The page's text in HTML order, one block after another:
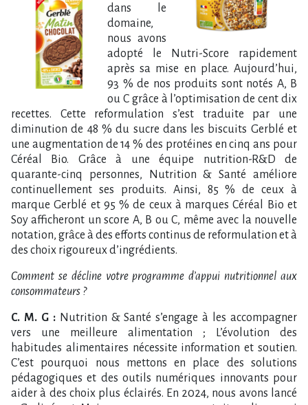
dans le
domaine,
nous avons
adopté le Nutri-Score rapidement
après sa mise en place. Aujourd’hui,
93 % de nos produits sont notés A, B
ou C grâce à l’optimisation de cent dix
recettes. Cette reformulation s’est traduite par une
diminution de 48 % du sucre dans les biscuits Gerblé et
une augmentation de 14 % des protéines en cinq ans pour
Céréal Bio. Grâce à une équipe nutrition-R&D de
quarante-cinq personnes, Nutrition & Santé améliore
continuellement ses produits. Ainsi, 85 % de ceux à
marque Gerblé et 95 % de ceux à marques Céréal Bio et
Soy afficheront un score A, B ou C, même avec la nouvelle
notation, grâce à des efforts continus de reformulation et à
des choix rigoureux d’ingrédients.
Comment se décline votre programme d’appui nutritionnel aux
consommateurs ?
C. M. G : Nutrition & Santé s’engage à les accompagner
vers une meilleure alimentation ; L’évolution des
habitudes alimentaires nécessite information et soutien.
C’est pourquoi nous mettons en place des solutions
pédagogiques et des outils numériques innovants pour
aider à des choix plus éclairés. En 2024, nous avons lancé